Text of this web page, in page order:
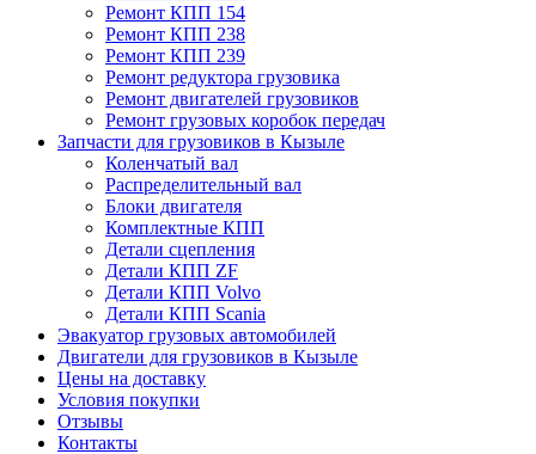
Ремонт КПП 154
Ремонт КПП 238
Ремонт КПП 239
Ремонт редуктора грузовика
Ремонт двигателей грузовиков
Ремонт грузовых коробок передач
Запчасти для грузовиков в Кызыле
Коленчатый вал
Распределительный вал
Блоки двигателя
Комплектные КПП
Детали сцепления
Детали КПП ZF
Детали КПП Volvo
Детали КПП Scania
Эвакуатор грузовых автомобилей
Двигатели для грузовиков в Кызыле
Цены на доставку
Условия покупки
Отзывы
Контакты